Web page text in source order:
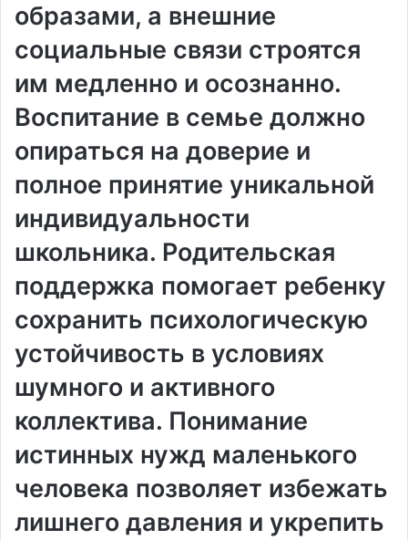
образами, а внешние
социальные связи строятся
им медленно и осознанно.
Воспитание в семье должно
опираться на доверие и
полное принятие уникальной
индивидуальности
школьника. Родительская
поддержка помогает ребенку
сохранить психологическую
устойчивость в условиях
шумного и активного
коллектива. Понимание
истинных нужд маленького
человека позволяет избежать
лишнего давления и укрепить